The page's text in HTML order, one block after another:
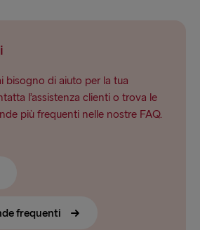
bisogno di aiuto per la tua
l’assistenza clienti o trova le
più frequenti nelle nostre FAQ.
frequenti